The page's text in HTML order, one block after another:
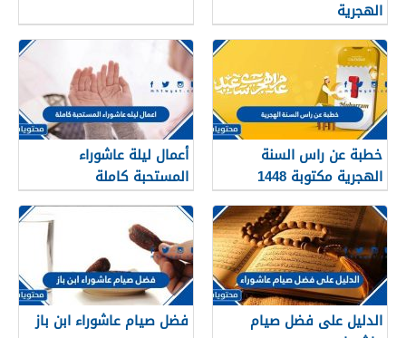
الهجرية
خطبة عن راس السنة
الهجرية مكتوبة 1448
أعمال ليلة عاشوراء
المستحبة كاملة
الدليل على فضل صيام
فضل صيام عاشوراء ابن باز